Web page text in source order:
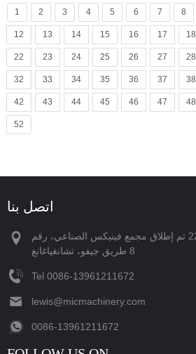
وثبات الجودة، وإنتاجية
مثالية لأعمالك.
1 2 3 4 5 6 7 8
12 13 14 15 16 17 18
22 23 24 25 26 27 28
32 33 34 35 36 37 38
42 43 44 45 46 47 48
52
اتصل بنا
المبنى رقم 7 رقم 16 رقم 22 تم إطلاق مجمع فينيكس الصناعي، رقم
8 طريق جيفو، تشانغياغانغ
Tel ‪0086-13961211672‬
lewis@micmachinery.com
‪0086-13961211672‬